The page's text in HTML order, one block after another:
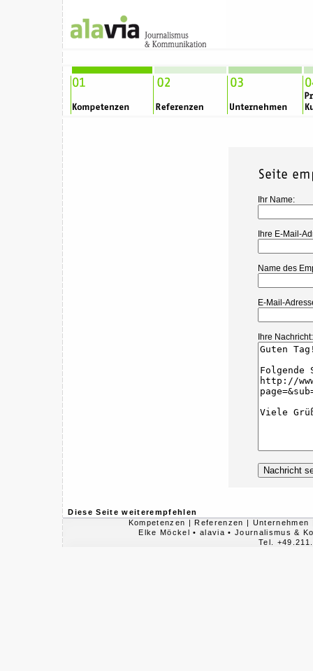
Ihr Name:
Ihre E-Mail-
Name des
E-Mail-
Ihre Nachricht:
Diese Seite weiterempfehlen
Kompetenzen | Referenzen | Unternehmen
Elke Möckel • alavia • Journalismus &
Tel.